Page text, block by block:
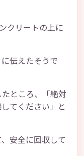
クリートの上に
伝えたそうで
ところ、「絶対
てください」と
安全に回収して